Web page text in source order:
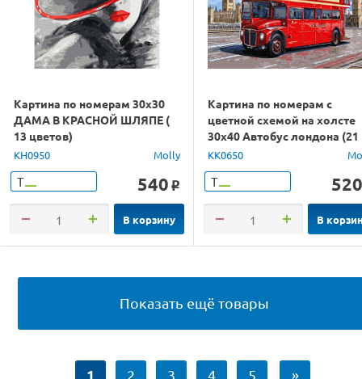
Картина по номерам 30х30
ДАМА В КРАСНОЙ ШЛЯПЕ (
13 цветов)
KH0950 Molly
Т 540 o
В корзину
Картина по номерам с
цветной схемой на холсте
30х40 Автобус лондона (21
цвет)
KK0650
Т 520
В
Показать ещё товары
1 2 3 4 5 »